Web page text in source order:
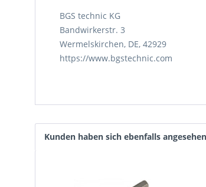
BGS technic KG
Bandwirkerstr. 3
Wermelskirchen, DE, 42929
https://www.bgstechnic.com
Kunden haben sich ebenfalls angesehen